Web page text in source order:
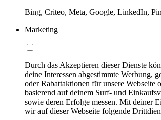
Bing, Criteo, Meta, Google, LinkedIn,
Marketing
Durch das Akzeptieren dieser Dienste
deine Interessen abgestimmte Werbung,
oder Rabattaktionen für unsere Webseite
basierend auf deinem Surf- und
sowie deren Erfolge messen. Mit deiner
wir auf dieser Webseite folgende